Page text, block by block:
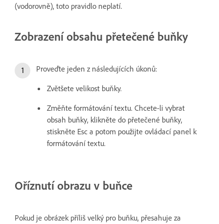
(vodorovně), toto pravidlo neplatí.
Zobrazení obsahu přetečené buňky
Proveďte jeden z následujících úkonů:
Zvětšete velikost buňky.
Změňte formátování textu. Chcete-li vybrat
obsah buňky, klikněte do přetečené buňky,
stiskněte Esc a potom použijte ovládací panel k
formátování textu.
Oříznutí obrazu v buňce
Pokud je obrázek příliš velký pro buňku, přesahuje za